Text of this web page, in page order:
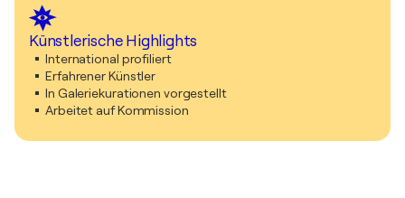
Künstlerische Highlights
International profiliert
Erfahrener Künstler
In Galeriekurationen vorgestellt
Arbeitet auf Kommission